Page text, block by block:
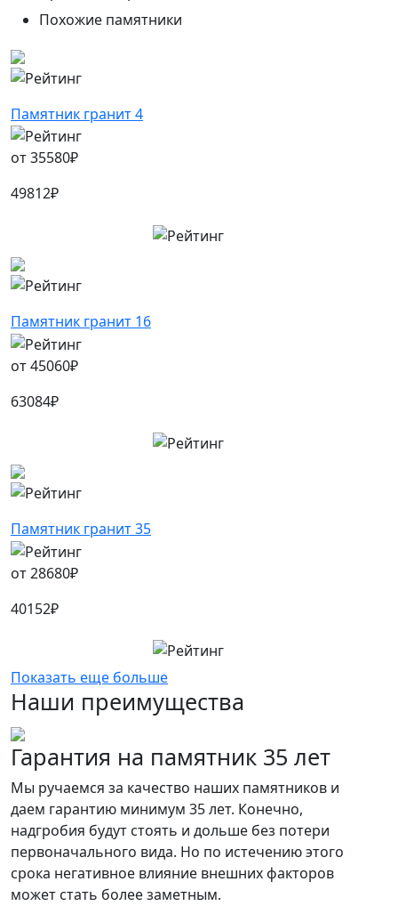
Похожие памятники
Памятник гранит 4
от35580₽
49812₽
Памятник гранит 16
от45060₽
63084₽
Памятник гранит 35
от28680₽
40152₽
Показать еще больше
Наши преимущества
Гарантия на памятник 35 лет
Мы ручаемся за качество наших памятников и
даем гарантию минимум 35 лет. Конечно,
надгробия будут стоять и дольше без потери
первоначального вида. Но по истечению этого
срока негативное влияние внешних факторов
может стать более заметным.